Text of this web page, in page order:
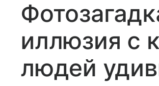
иллюзия с
людей